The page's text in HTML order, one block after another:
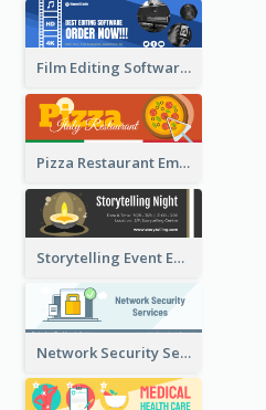
Film Editing Software Email Header
Pizza Restaurant Email Header
Storytelling Event Email Header
Network Security Services Email Header